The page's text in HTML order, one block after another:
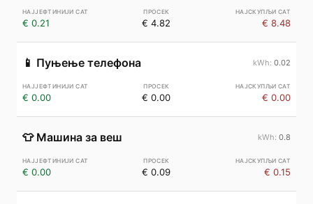
€ 0.21 € 4.82 € 8.48
📱 Пуњење телефона 0.02
€ 0.00 € 0.00 € 0.00
👕 Машина за веш 0.8
€ 0.00 € 0.09 € 0.15